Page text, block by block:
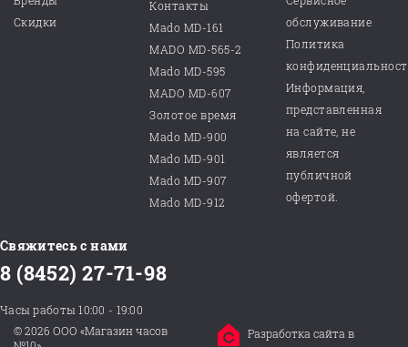
Скидки
Контакты
Mado MD-161
MADO MD-565-2
Mado MD-595
MADO MD-607
Золотое время
Mado MD-900
Mado MD-901
Mado MD-907
Mado MD-912
обслуживание
Политика
Информация,
представленная
на сайте, не
является
публичной
офертой.
Свяжитесь с нами
8 (8452) 27-71-98
Часы работы 10:00 - 19:00
© 2026 ООО «Магазин часов
Разработка сайта в